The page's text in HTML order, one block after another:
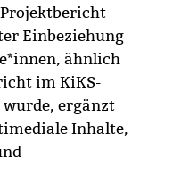
Einbeziehung
ähnlich
im KiKS-
ergänzt
Inhalte,